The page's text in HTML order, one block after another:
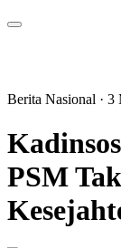
Berita Nasional · 3
PSM